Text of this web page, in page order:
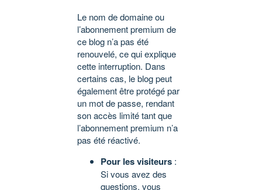
Le nom de domaine ou
l’abonnement premium de
ce blog n’a pas été
renouvelé, ce qui explique
cette interruption. Dans
certains cas, le blog peut
également être protégé par
un mot de passe, rendant
son accès limité tant que
l’abonnement premium n’a
pas été réactivé.
Pour les visiteurs :
Si vous avez des
questions, vous